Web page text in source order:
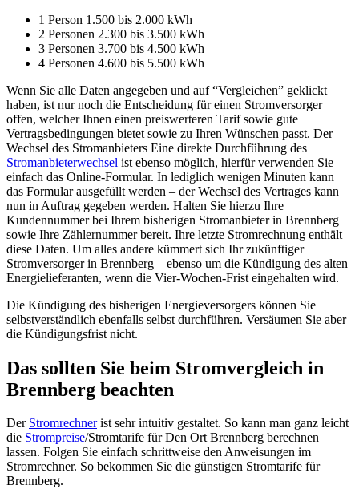
1 Person 1.500 bis 2.000 kWh
2 Personen 2.300 bis 3.500 kWh
3 Personen 3.700 bis 4.500 kWh
4 Personen 4.600 bis 5.500 kWh
Wenn Sie alle Daten angegeben und auf “Vergleichen” geklickt
haben, ist nur noch die Entscheidung für einen Stromversorger
offen, welcher Ihnen einen preiswerteren Tarif sowie gute
Vertragsbedingungen bietet sowie zu Ihren Wünschen passt. Der
Wechsel des Stromanbieters Eine direkte Durchführung des
Stromanbieterwechsel ist ebenso möglich, hierfür verwenden Sie
einfach das Online-Formular. In lediglich wenigen Minuten kann
das Formular ausgefüllt werden – der Wechsel des Vertrages kann
nun in Auftrag gegeben werden. Halten Sie hierzu Ihre
Kundennummer bei Ihrem bisherigen Stromanbieter in Brennberg
sowie Ihre Zählernummer bereit. Ihre letzte Stromrechnung enthält
diese Daten. Um alles andere kümmert sich Ihr zukünftiger
Stromversorger in Brennberg – ebenso um die Kündigung des alten
Energielieferanten, wenn die Vier-Wochen-Frist eingehalten wird.
Die Kündigung des bisherigen Energieversorgers können Sie
selbstverständlich ebenfalls selbst durchführen. Versäumen Sie aber
die Kündigungsfrist nicht.
Das sollten Sie beim Stromvergleich in
Brennberg beachten
Der Stromrechnerist sehr intuitiv gestaltet. So kann man ganz leicht
die Strompreise/Stromtarife für Den Ort Brennberg berechnen
lassen. Folgen Sie einfach schrittweise den Anweisungen im
Stromrechner. So bekommen Sie die günstigen Stromtarife für
Brennberg.